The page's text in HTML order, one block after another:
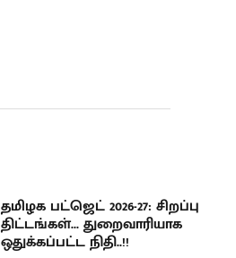
தமிழக பட்ஜெட் 2026-27: சிறப்பு
திட்டங்கள்... துறைவாரியாக
ஒதுக்கப்பட்ட நிதி..!!